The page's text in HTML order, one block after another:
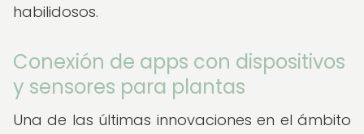
habilidosos.
Conexión de apps con dispositivos
y sensores para plantas
Una de las últimas innovaciones en el ámbito